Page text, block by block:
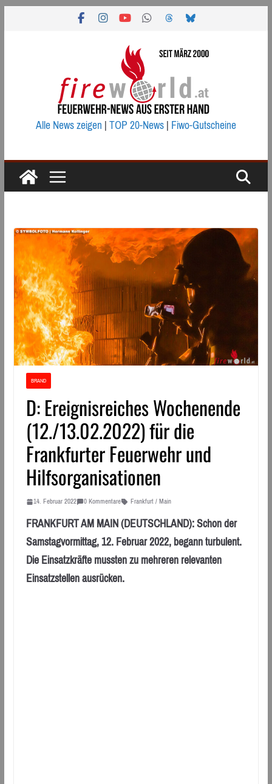
Alle News zeigen|TOP 20-News|Fiwo-Gutscheine
BRAND
D: Ereignisreiches Wochenende
(12./13.02.2022) für die
Frankfurter Feuerwehr und
Hilfsorganisationen
14. Februar 2022 0 Kommentare Frankfurt / Main
FRANKFURT AM MAIN (DEUTSCHLAND): Schon der
Samstagvormittag, 12. Februar 2022, begann turbulent.
Die Einsatzkräfte mussten zu mehreren relevanten
Einsatzstellen ausrücken.